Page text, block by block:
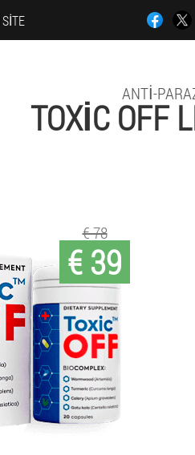
ANTI-
TOXIC OFF
€ 39
€ 78